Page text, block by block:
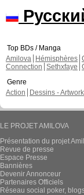
Top BDs / Manga
Amilova
Hémisphères
Connection Sethxfaye
Genre
Action
Dessins -
LE PROJET AMILOVA
Présentation du projet
Revue de presse
Espace Presse
Bannières
Devenir Annonceur
Partenaires Officiels
Réseau social poker,